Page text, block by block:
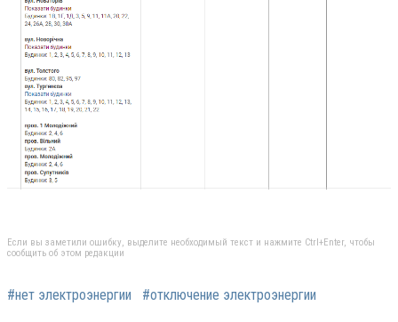
Если вы заметили ошибку, выделите необходимый текст и нажмите Ctrl+Enter, чтобы
сообщить об этом редакции
#нет электроэнергии #отключение электроэнергии